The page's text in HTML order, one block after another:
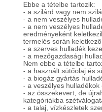
Ebbe a tételbe tartozik:
- a szilárd vagy nem
- a nem veszélyes
- a nem veszélyes
eredményeként
termelés során
- a szerves hulladék
- a mezőgazdasági
Nem ebbe a tételbe
- a használt sütőolaj és
- a biogáz gyártás
- a veszélyes
- az összekevert, de
kategóriákba
- a talaj, vízkészletek